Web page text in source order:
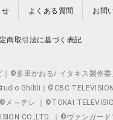
せ よくある質問 お問
商取引法に基づく表記
多田かおる/ イタキス製作
Ghibli｜©CBC
テレ ｜©TOKAI
CO.,LTD. ｜©ヴァンガ